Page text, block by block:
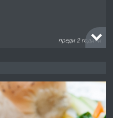
преди 2 години
преди 2 години